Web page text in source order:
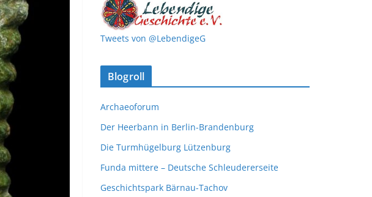
Tweets von @LebendigeG
Blogroll
Archaeoforum
Der Heerbann in Berlin-Brandenburg
Die Turmhügelburg Lützenburg
Funda mittere – Deutsche Schleudererseite
Geschichtspark Bärnau-Tachov